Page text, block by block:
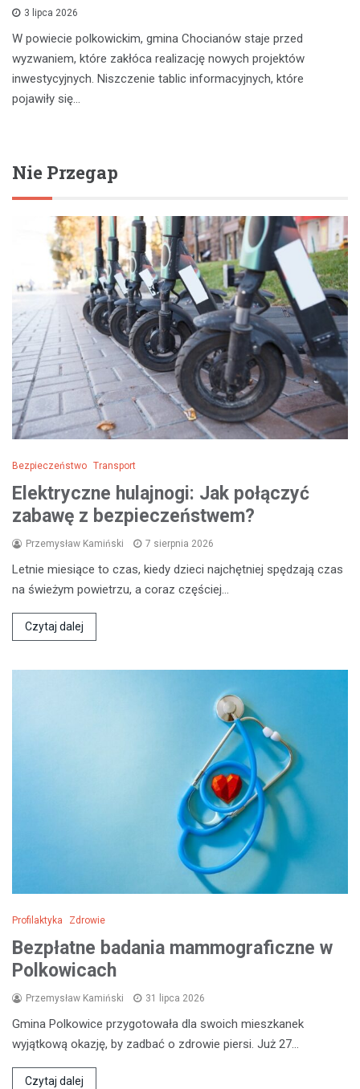
3 lipca 2026
W powiecie polkowickim, gmina Chocianów staje przed
wyzwaniem, które zakłóca realizację nowych projektów
inwestycyjnych. Niszczenie tablic informacyjnych, które
pojawiły się…
Nie Przegap
Bezpieczeństwo Transport
Elektryczne hulajnogi: Jak połączyć
zabawę z bezpieczeństwem?
Przemysław Kamiński 7 sierpnia 2026
Letnie miesiące to czas, kiedy dzieci najchętniej spędzają czas
na świeżym powietrzu, a coraz częściej…
Czytaj dalej
Profilaktyka Zdrowie
Bezpłatne badania mammograficzne w
Polkowicach
Przemysław Kamiński 31 lipca 2026
Gmina Polkowice przygotowała dla swoich mieszkanek
wyjątkową okazję, by zadbać o zdrowie piersi. Już 27…
Czytaj dalej